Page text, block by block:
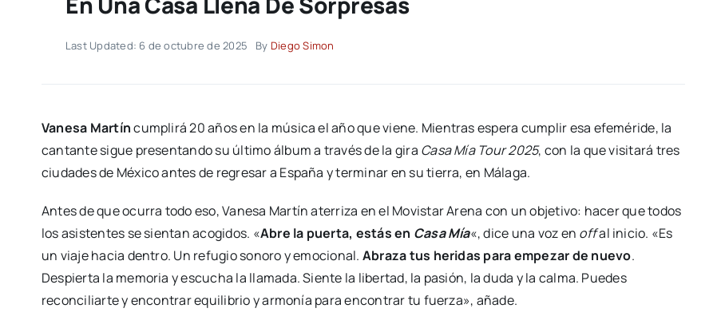
Last Updated: 6 de octubre de 2025 By Diego Simon
Vanesa Martíncumplirá 20 años en la música el año que viene. Mientras espera cumplir esa efeméride, la
cantante sigue presentando su último álbum a través de la gira Casa Mía Tour 2025, con la que visitará tres
ciudades de México antes de regresar a España y terminar en su tierra, en Málaga.
Antes de que ocurra todo eso, Vanesa Martín aterriza en el Movistar Arena con un objetivo: hacer que todos
los asistentes se sientan acogidos. «Abre la puerta, estás en Casa Mía«, dice una voz en offal inicio. «Es
un viaje hacia dentro. Un refugio sonoro y emocional. Abraza tus heridas para empezar de nuevo.
Despierta la memoria y escucha la llamada. Siente la libertad, la pasión, la duda y la calma. Puedes
reconciliarte y encontrar equilibrio y armonía para encontrar tu fuerza», añade.